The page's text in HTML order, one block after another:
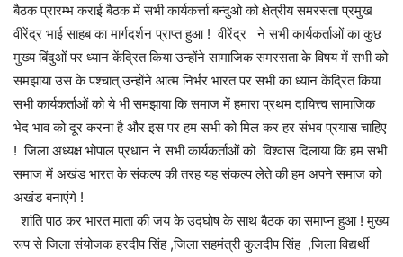
बैठक प्रारम्भ कराई बैठक में सभी कार्यकर्त्ता बन्दुओ को क्षेत्रीय समरसता प्रमुख
वीरेंद्र भाई साहब का मार्गदर्शन प्राप्त हुआ ! वीरेंद्र ने सभी कार्यकर्ताओं का कुछ
मुख्य बिंदुओं पर ध्यान केंद्रित किया उन्होंने सामाजिक समरसता के विषय में सभी को
समझाया उस के पश्चात् उन्होंने आत्म निर्भर भारत पर सभी का ध्यान केंद्रित किया
सभी कार्यकर्ताओं को ये भी समझाया कि समाज में हमारा प्रथम दायित्त्व सामाजिक
भेद भाव को दूर करना है और इस पर हम सभी को मिल कर हर संभव प्रयास चाहिए
! जिला अध्यक्ष भोपाल प्रधान ने सभी कार्यकर्ताओं को विश्वास दिलाया कि हम सभी
समाज में अखंड भारत के संकल्प की तरह यह संकल्प लेते की हम अपने समाज को
अखंड बनाएंगे !
शांति पाठ कर भारत माता की जय के उद्घोष के साथ बैठक का समाप्न हुआ ! मुख्य
रूप से जिला संयोजक हरदीप सिंह ,जिला सहमंत्री कुलदीप सिंह ,जिला विद्यर्थी